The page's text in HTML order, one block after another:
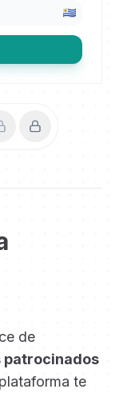
Siguiente
de
te